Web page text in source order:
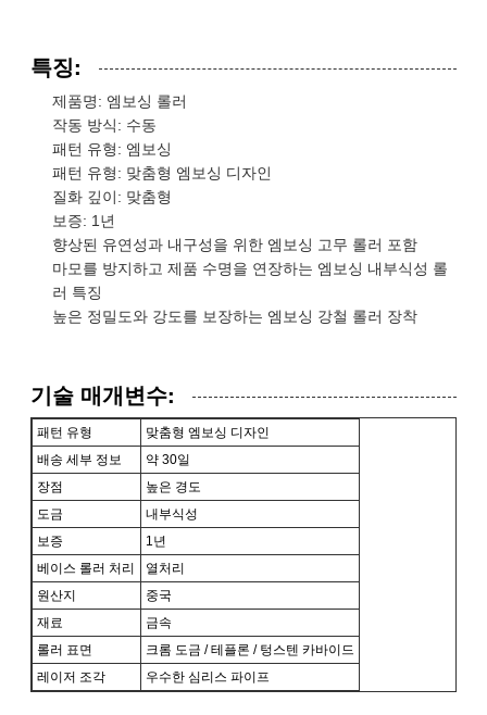
특징:
제품명: 엠보싱 롤러
작동 방식: 수동
패턴 유형: 엠보싱
패턴 유형: 맞춤형 엠보싱 디자인
질화 깊이: 맞춤형
보증: 1년
향상된 유연성과 내구성을 위한 엠보싱 고무 롤러 포함
마모를 방지하고 제품 수명을 연장하는 엠보싱 내부식성 롤
러 특징
높은 정밀도와 강도를 보장하는 엠보싱 강철 롤러 장착
기술 매개변수:
패턴 유형
맞춤형 엠보싱 디자인
배송 세부 정보
약 30일
장점
높은 경도
도금
내부식성
보증
1년
베이스 롤러 처리
열처리
원산지
중국
재료
금속
롤러 표면
크롬 도금 / 테플론 / 텅스텐 카바이드
레이저 조각
우수한 심리스 파이프